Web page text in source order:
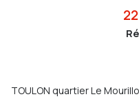
TOULON quartier Le